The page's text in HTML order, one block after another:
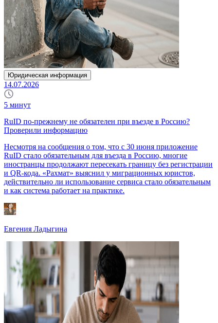
Юридическая информация
14.07.2026
5 минут
RuID по-прежнему не обязателен при въезде в Россию?
Проверили информацию
Несмотря на сообщения о том, что с 30 июня приложение
RuID стало обязательным для въезда в Россию, многие
иностранцы продолжают пересекать границу без регистрации
и QR-кода. «Рахмат» выяснил у миграционных юристов,
действительно ли использование сервиса стало обязательным
и как система работает на практике.
Евгения Ладыгина